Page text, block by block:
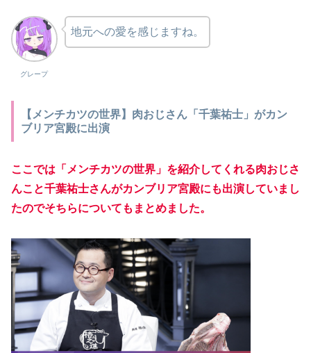
グレープ
地元への愛を感じますね。
【メンチカツの世界】肉おじさん「千葉祐士」がカン
ブリア宮殿に出演
ここでは「メンチカツの世界」を紹介してくれる肉おじさ
んこと千葉祐士さんがカンブリア宮殿にも出演していまし
たのでそちらについてもまとめました。